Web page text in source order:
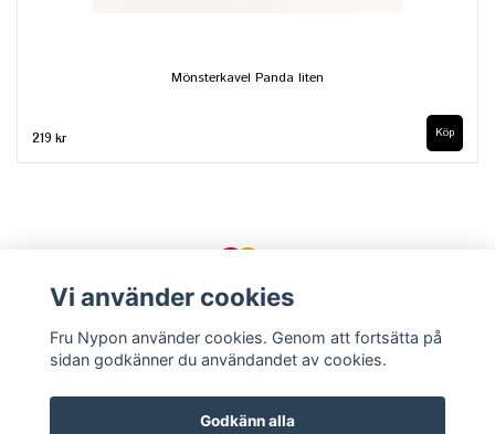
Mönsterkavel Panda liten
219 kr
Vi använder cookies
Fru Nypon använder cookies. Genom att fortsätta på
sidan godkänner du användandet av cookies.
Godkänn alla